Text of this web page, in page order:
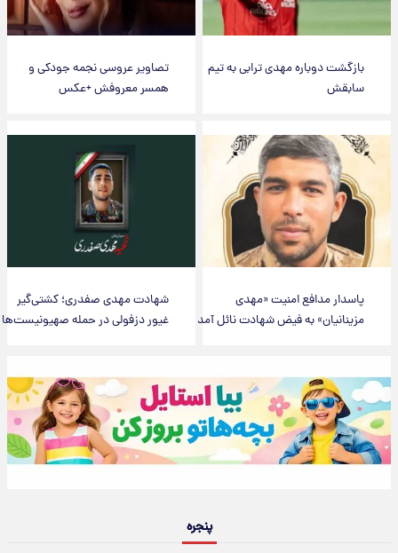
بازگشت دوباره مهدی ترابی به تیم
سابقش
تصاویر عروسی نجمه جودکی و
همسر معروفش +عکس
پاسدار مدافع امنیت «مهدی
مزینانیان» به فیض شهادت نائل آمد
شهادت مهدی صفدری؛ کشتی‌گیر
غیور دزفولی در حمله صهیونیست‌ها
پنجره